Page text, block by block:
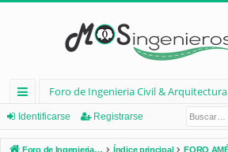
nl
ac
Foro de Ingenieria Civil & Arquitectura
Identificarse Registrarse
Foro de Ingenieria Civil & Arquitectura Índice principal